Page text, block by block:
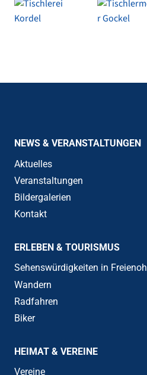
NEWS & VERANSTALTUNGEN
Aktuelles
Veranstaltungen
Bildergalerien
Kontakt
ERLEBEN & TOURISMUS
Sehenswürdigkeiten in Freienohl
Wandern
Radfahren
Biker
HEIMAT & VEREINE
Vereine